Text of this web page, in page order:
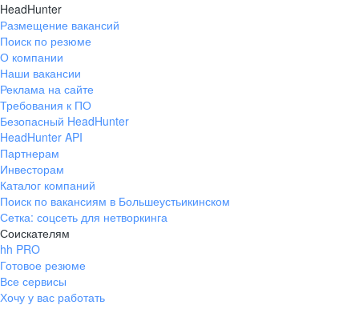
HeadHunter
Размещение вакансий
Поиск по резюме
О компании
Наши вакансии
Реклама на сайте
Требования к ПО
Безопасный HeadHunter
HeadHunter API
Партнерам
Инвесторам
Каталог компаний
Поиск по вакансиям в Большеустьикинском
Сетка: соцсеть для нетворкинга
Соискателям
hh PRO
Готовое резюме
Все сервисы
Хочу у вас работать